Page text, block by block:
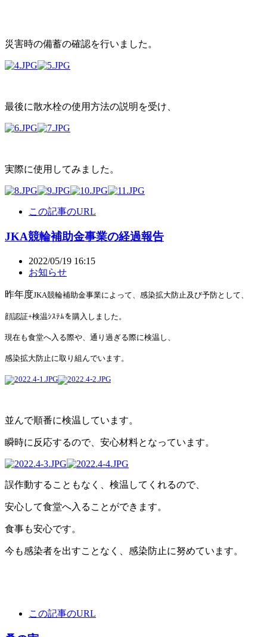
災害時の備蓄の確認を行いました。
最後に散水栓の使用方法の説明を受け、
実際に使用してみました。
この記事のURL
JKA競輪補助金事業の経過報告
2022/05/19 16:15
お知らせ
昨年度JKA競輪補助金事業によって、感染拡大防止及び予防として、
顔認証+検温ｼｽﾃﾑを購入しました。
現在も食堂へ入る際や、通り過ぎる際に検温し、
感染拡大防止に取り組んでいます。
並んで順番に検温しています。
瞬時に反応するので、安心材料となっています。
誤作動することもなく、検温してくれるので、
安心して食堂へ入ることができます。
食事も安心です。
今も感染者を出すことなく、感染防止に努めています。
この記事のURL